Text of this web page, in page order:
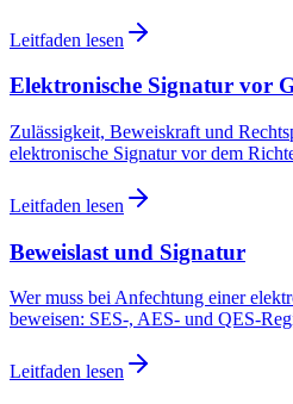
Leitfaden lesen
Elektronische Signatur vor
Zulässigkeit, Beweiskraft und
elektronische Signatur vor dem
Leitfaden lesen
Beweislast und Signatur
Wer muss bei Anfechtung einer
beweisen: SES-, AES- und QES-
Leitfaden lesen